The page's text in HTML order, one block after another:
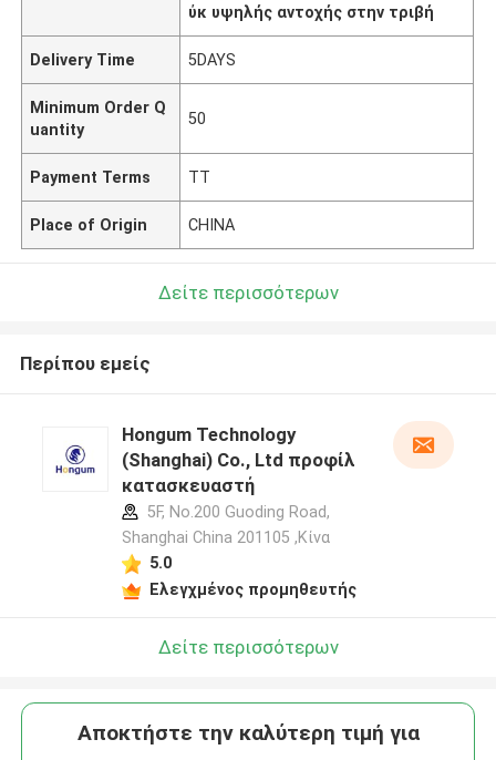
ύκ υψηλής αντοχής στην τριβή
Delivery Time 5DAYS
Minimum Order Q
uantity
50
Payment Terms TT
Place of Origin CHINA
Δείτε περισσότερων
Περίπου εμείς
Hongum Technology
(Shanghai) Co., Ltd προφίλ
κατασκευαστή
5F, No.200 Guoding Road,
Shanghai China 201105 ,Κίνα
5.0
Ελεγχμένος προμηθευτής
Δείτε περισσότερων
Αποκτήστε την καλύτερη τιμή για